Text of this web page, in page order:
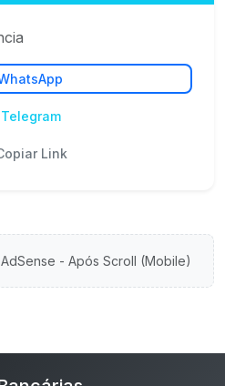
Telegram
Link
- Após Scroll (Mobile)